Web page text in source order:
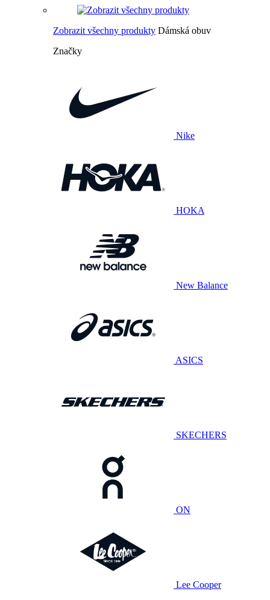
Zobrazit všechny produkty Dámská obuv
Značky
Nike
HOKA
New Balance
ASICS
SKECHERS
ON
Lee Cooper